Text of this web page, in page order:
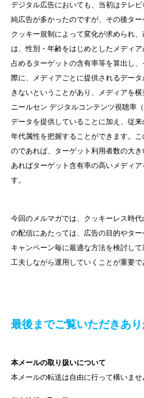
デジタル広告においても、当初はテレ
純広告が多かったのですが、その後タ
クッキー規制によって変化が求められ
は、性別・年齢をはじめとしたメディ
占めるターゲットの含有率等を算出し
際に、メディアごとに提供されるデー
きないということがあり、メディアを
ニールセン デジタルコンテンツ視聴率（
データを提供していることに加え、従
年代属性を把握することができます。
のであれば、ターゲット利用者数の大
あればターゲット含有率の高いメディ
す。
今回のメルマガでは、クッキーレス時
の配信にあたっては、広告の目的やタ
キャンペーン毎に最適な方法を検討し
工夫しながら運用していくことが重要で
最後までご覧いただきあり
本メールの取り扱いについて
本メールの転送は自由に行って構いま